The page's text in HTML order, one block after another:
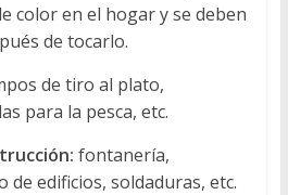
color en el hogar y se deben
de tocarlo.
de tiro al plato,
para la pesca, etc.
fontanería,
de edificios, soldaduras, etc.